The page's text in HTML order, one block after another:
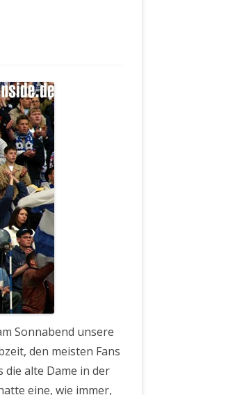
Sonnabend unsere
den meisten Fans
die alte Dame in der
eine, wie immer,